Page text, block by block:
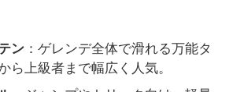
ン ：ゲレンデ全体で滑れる万能タ
ら上級者まで幅広く人気。